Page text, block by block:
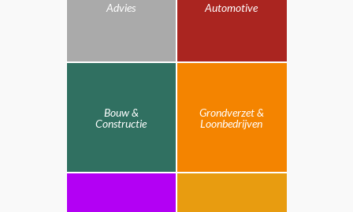
Advies Automotive
Bouw &
Constructie
Grondverzet &
Loonbedrijven